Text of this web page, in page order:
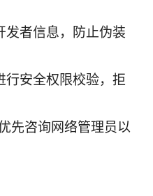
发者信息，防止伪装
行安全权限校验，拒
先咨询网络管理员以